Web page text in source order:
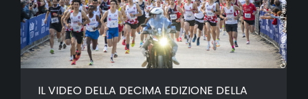
IL VIDEO DELLA DECIMA EDIZIONE DELLA